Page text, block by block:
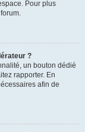
Pour plus
?
un bouton dédié
rapporter. En
afin de